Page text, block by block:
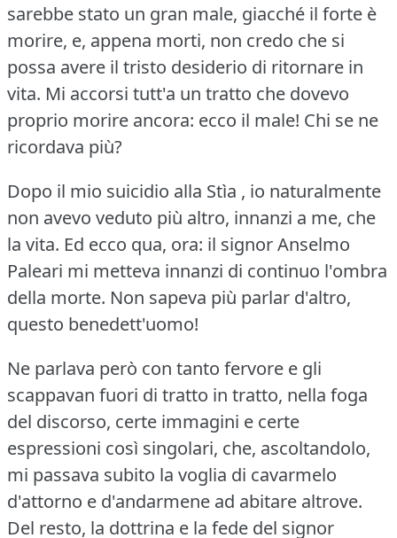
sarebbe stato un gran male, giacché il forte è
morire, e, appena morti, non credo che si
possa avere il tristo desiderio di ritornare in
vita. Mi accorsi tutt'a un tratto che dovevo
proprio morire ancora: ecco il male! Chi se ne
ricordava più?
Dopo il mio suicidio alla Stìa , io naturalmente
non avevo veduto più altro, innanzi a me, che
la vita. Ed ecco qua, ora: il signor Anselmo
Paleari mi metteva innanzi di continuo l'ombra
della morte. Non sapeva più parlar d'altro,
questo benedett'uomo!
Ne parlava però con tanto fervore e gli
scappavan fuori di tratto in tratto, nella foga
del discorso, certe immagini e certe
espressioni così singolari, che, ascoltandolo,
mi passava subito la voglia di cavarmelo
d'attorno e d'andarmene ad abitare altrove.
Del resto, la dottrina e la fede del signor